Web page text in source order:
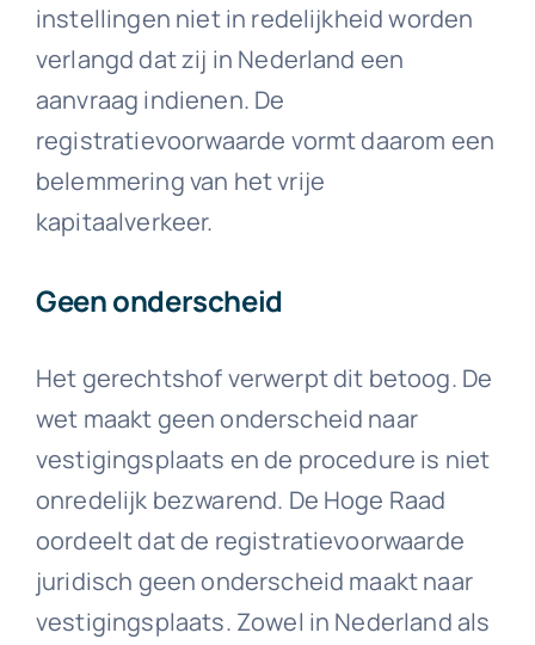
instellingen niet in redelijkheid worden
verlangd dat zij in Nederland een
aanvraag indienen. De
registratievoorwaarde vormt daarom een
belemmering van het vrije
kapitaalverkeer.
Geen onderscheid
Het gerechtshof verwerpt dit betoog. De
wet maakt geen onderscheid naar
vestigingsplaats en de procedure is niet
onredelijk bezwarend. De Hoge Raad
oordeelt dat de registratievoorwaarde
juridisch geen onderscheid maakt naar
vestigingsplaats. Zowel in Nederland als